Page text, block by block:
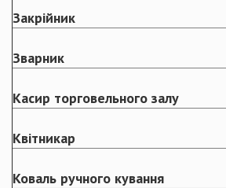
Закрійник
Зварник
Касир торговельного залу
Квітникар
Коваль ручного кування